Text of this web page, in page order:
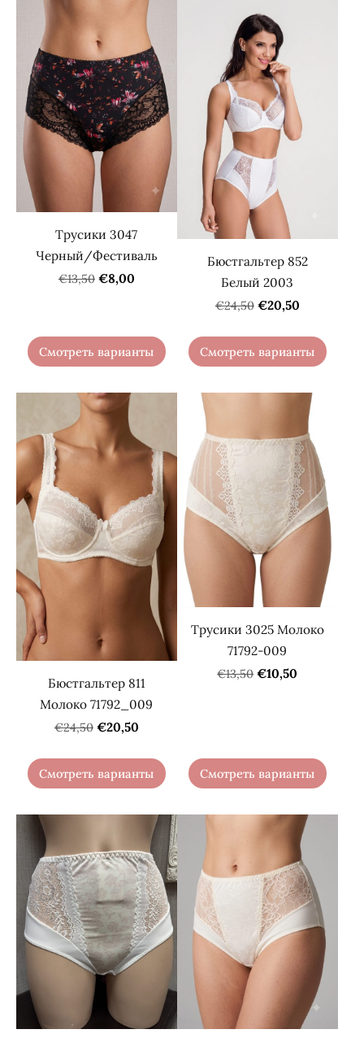
Трусики 3047
Черный/Фестиваль
€13,50 €8,00
Смотреть варианты
Бюстгальтер 852
Белый 2003
€24,50 €20,50
Смотреть варианты
Бюстгальтер 811
Молоко 71792_009
€24,50 €20,50
Смотреть варианты
Трусики 3025 Молоко
71792-009
€13,50 €10,50
Смотреть варианты